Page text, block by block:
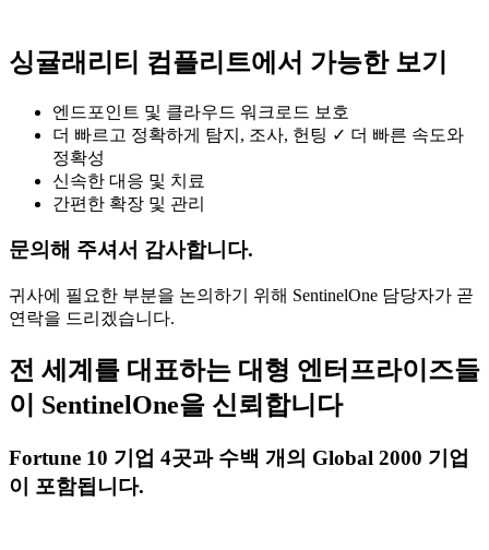
싱귤래리티 컴플리트에서 가능한 보기
엔드포인트 및 클라우드 워크로드 보호
더 빠르고 정확하게 탐지, 조사, 헌팅 ✓ 더 빠른 속도와
정확성
신속한 대응 및 치료
간편한 확장 및 관리
문의해 주셔서 감사합니다.
귀사에 필요한 부분을 논의하기 위해 SentinelOne 담당자가 곧
연락을 드리겠습니다.
전 세계를 대표하는 대형 엔터프라이즈들
이 SentinelOne을 신뢰합니다
Fortune 10 기업 4곳과 수백 개의 Global 2000 기업
이 포함됩니다.